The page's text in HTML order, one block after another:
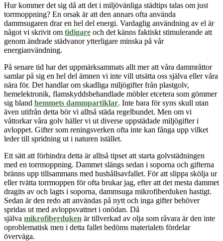
Hur kommer det sig då att det i miljövänliga städtips talas om just
torrmoppning? En orsak är att den annars ofta använda
dammsugaren drar en hel del energi. Vardaglig användning av el är
något vi skrivit om tidigare och det känns faktiskt stimulerande att
genom ändrade städvanor ytterligare minska på vår
energianvändning.
På senare tid har det uppmärksammats allt mer att våra dammråttor
samlar på sig en hel del ämnen vi inte vill utsätta oss själva eller våra
nära för. Det handlar om skadliga miljögifter från plastgolv,
hemelektronik, flamskyddsbehandlade möbler etcetera som gömmer
sig bland hemmets dammpartiklar. Inte bara för syns skull utan
även utifrån detta bör vi alltså städa regelbundet. Men om vi
våttorkar våra golv häller vi ut diverse uppstädade miljögifter i
avloppet. Gifter som reningsverken ofta inte kan fånga upp vilket
leder till spridning ut i naturen istället.
Ett sätt att förhindra detta är alltså tipset att starta golvstädningen
med en torrmoppning. Dammet slängs sedan i soporna och gifterna
bränns upp tillsammans med hushållsavfallet. För att slippa skölja ur
eller tvätta torrmoppen för ofta brukar jag, efter att det mesta dammet
dragits av och lagts i soporna, dammsuga mikrofiberduken hastigt.
Sedan är den redo att användas på nytt och inga gifter behöver
spridas ut med avloppsvattnet i onödan. Då
själva mikrofiberduken är tillverkad av olja som råvara är den inte
oproblematisk men i detta fallet bedöms materialets fördelar
överväga.